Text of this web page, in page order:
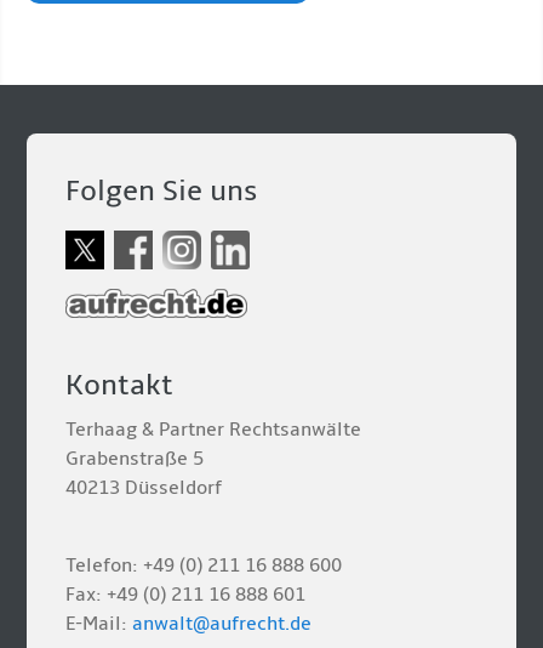
Folgen Sie uns
Kontakt
Terhaag & Partner Rechtsanwälte
Grabenstraße 5
40213 Düsseldorf
Telefon: +49 (0) 211 16 888 600
Fax: +49 (0) 211 16 888 601
E-Mail:anwalt@aufrecht.de